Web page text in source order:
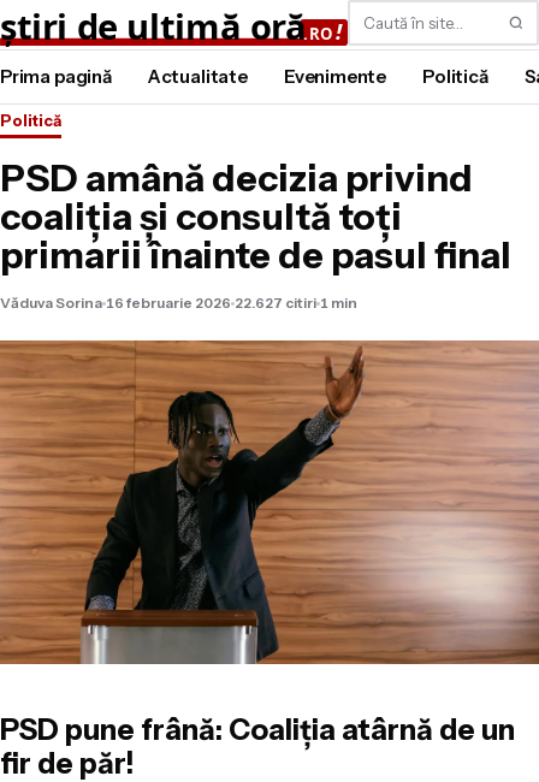
Caută
Prima pagină Actualitate Evenimente Politică
Politică
PSD amână decizia privind
coaliția și consultă toți
primarii înainte de pasul final
Văduva Sorina 16 februarie 2026 22.627 citiri 1 min
PSD pune frână: Coaliția atârnă de un
fir de păr!